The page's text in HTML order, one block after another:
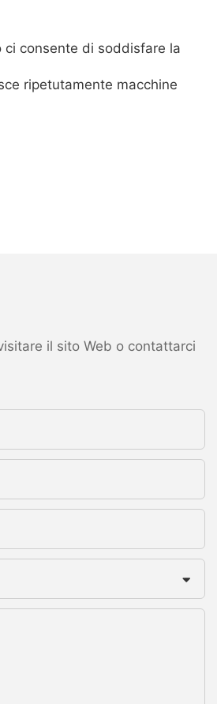
consente di soddisfare la
ripetutamente macchine
il sito Web o contattarci